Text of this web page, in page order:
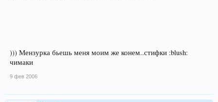
))) Мензурка бьешь меня моим же конем..стифки :blush:
чимаки
9 фев 2006